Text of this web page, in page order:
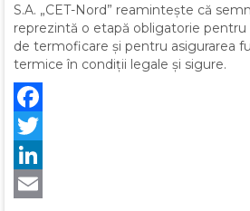
S.A. „CET-Nord” reamintește că
reprezintă o etapă obligatorie
de termoficare și pentru asigurarea
termice în condiții legale și sigure.